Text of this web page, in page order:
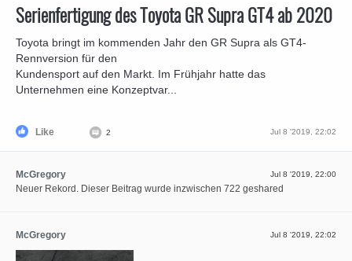
Serienfertigung des Toyota GR Supra GT4 ab 2020
Toyota bringt im kommenden Jahr den GR Supra als GT4-
Rennversion für den
Kundensport auf den Markt. Im Frühjahr hatte das
Unternehmen eine Konzeptvar...
Jul 8 '2019, 22:02
Like 2
Jul 8 '2019, 22:00
McGregory
Neuer Rekord. Dieser Beitrag wurde inzwischen 722 geshared
Jul 8 '2019, 22:02
McGregory